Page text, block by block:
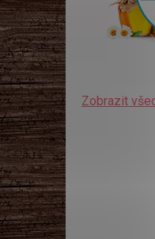
Zobrazit